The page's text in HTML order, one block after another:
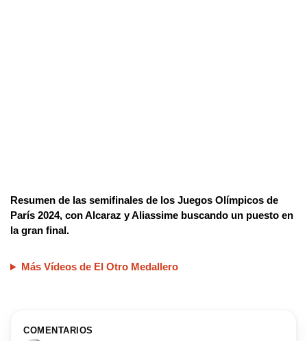
Resumen de las semifinales de los Juegos Olímpicos de
París 2024, con Alcaraz y Aliassime buscando un puesto en
la gran final.
Más Vídeos de El Otro Medallero
COMENTARIOS